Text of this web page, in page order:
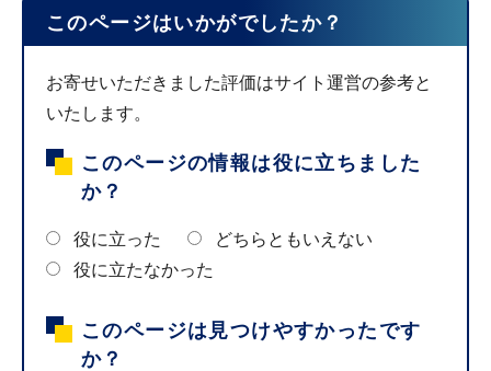
このページはいかがでしたか？
お寄せいただきました評価はサイト運営の参考と
いたします。
このページの情報は役に立ちました
か？
役に立った
どちらともいえない
役に立たなかった
このページは見つけやすかったです
か？